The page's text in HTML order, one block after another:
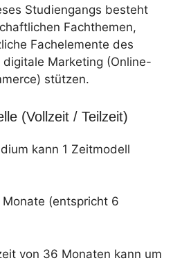
Studiengangs besteht
Fachthemen,
Fachelemente des
Marketing (Online-
stützen.
(Vollzeit / Teilzeit)
kann 1 Zeitmodell
(entspricht 6
von 36 Monaten kann um